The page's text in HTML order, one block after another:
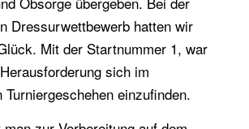
Dressurwettbewerb hatten wir
Mit der Startnummer 1, war
sich im
Turniergeschehen einzufinden.